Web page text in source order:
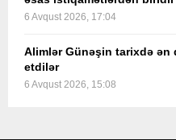
6 Avqust 2026, 17:04
Alimlər Günəşin tarixdə ən
etdilər
6 Avqust 2026, 15:08